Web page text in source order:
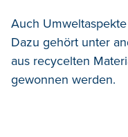
Auch
Dazu gehört unter
aus recycelten
gewonnen werden.